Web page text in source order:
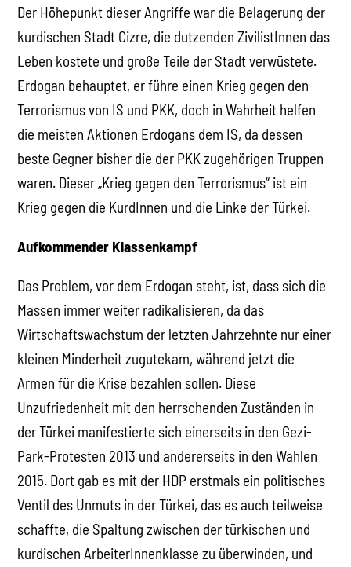
Der Höhepunkt dieser Angriffe war die Belagerung der
kurdischen Stadt Cizre, die dutzenden ZivilistInnen das
Leben kostete und große Teile der Stadt verwüstete.
Erdogan behauptet, er führe einen Krieg gegen den
Terrorismus von IS und PKK, doch in Wahrheit helfen
die meisten Aktionen Erdogans dem IS, da dessen
beste Gegner bisher die der PKK zugehörigen Truppen
waren. Dieser „Krieg gegen den Terrorismus“ ist ein
Krieg gegen die KurdInnen und die Linke der Türkei.
Aufkommender Klassenkampf
Das Problem, vor dem Erdogan steht, ist, dass sich die
Massen immer weiter radikalisieren, da das
Wirtschaftswachstum der letzten Jahrzehnte nur einer
kleinen Minderheit zugutekam, während jetzt die
Armen für die Krise bezahlen sollen. Diese
Unzufriedenheit mit den herrschenden Zuständen in
der Türkei manifestierte sich einerseits in den Gezi-
Park-Protesten 2013 und andererseits in den Wahlen
2015. Dort gab es mit der HDP erstmals ein politisches
Ventil des Unmuts in der Türkei, das es auch teilweise
schaffte, die Spaltung zwischen der türkischen und
kurdischen ArbeiterInnenklasse zu überwinden, und